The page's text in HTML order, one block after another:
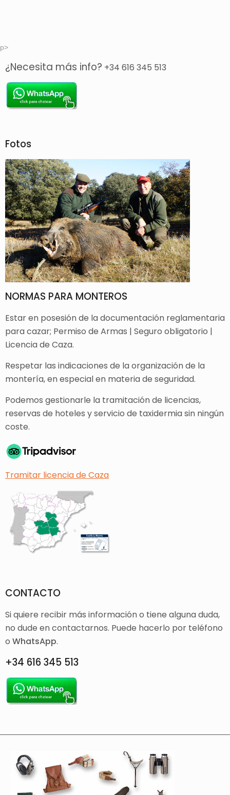
p>
¿Necesita más info? +34 616 345 513
Fotos
NORMAS PARA MONTEROS
Estar en posesión de la documentación reglamentaria
para cazar; Permiso de Armas | Seguro obligatorio |
Licencia de Caza.
Respetar las indicaciones de la organización de la
montería, en especial en materia de seguridad.
Podemos gestionarle la tramitación de licencias,
reservas de hoteles y servicio de taxidermia sin ningún
coste.
Tramitar licencia de Caza
CONTACTO
Si quiere recibir más información o tiene alguna duda,
no dude en contactarnos. Puede hacerlo por teléfono
o WhatsApp.
+34 616 345 513